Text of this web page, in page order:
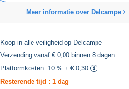
Meer informatie over Delcampe
Koop in alle veiligheid op Delcampe
Verzending vanaf € 0,00 binnen 8 dagen
Platformkosten: 10 % + € 0,30
Resterende tijd : 1 dag